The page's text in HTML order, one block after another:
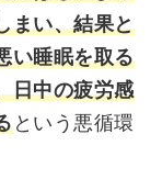
まい、結果と
い睡眠を取る
日中の疲労感
という悪循環